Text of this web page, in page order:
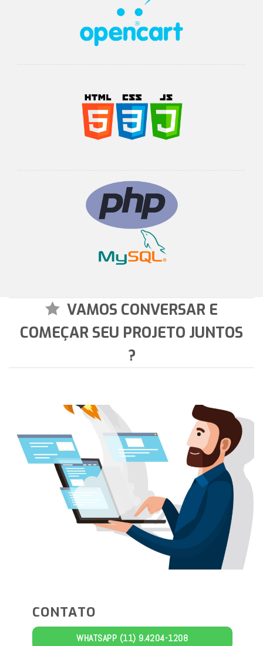
VAMOS CONVERSAR E
COMEÇAR SEU PROJETO JUNTOS
?
CONTATO
WHATSAPP (11) 9.4204-1208